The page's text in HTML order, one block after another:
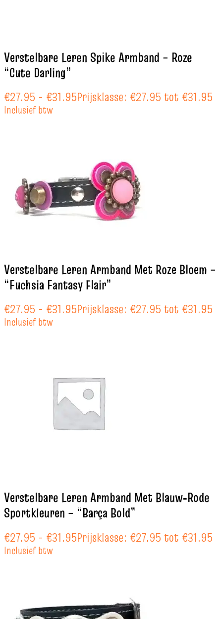
Verstelbare Leren Spike Armband – Roze
“Cute Darling”
€27.95 - €31.95Prijsklasse: €27.95 tot €31.95
Inclusief btw
Verstelbare Leren Armband Met Roze Bloem –
“Fuchsia Fantasy Flair”
€27.95 - €31.95Prijsklasse: €27.95 tot €31.95
Inclusief btw
Verstelbare Leren Armband Met Blauw‑Rode
Sportkleuren – “Barça Bold”
€27.95 - €31.95Prijsklasse: €27.95 tot €31.95
Inclusief btw